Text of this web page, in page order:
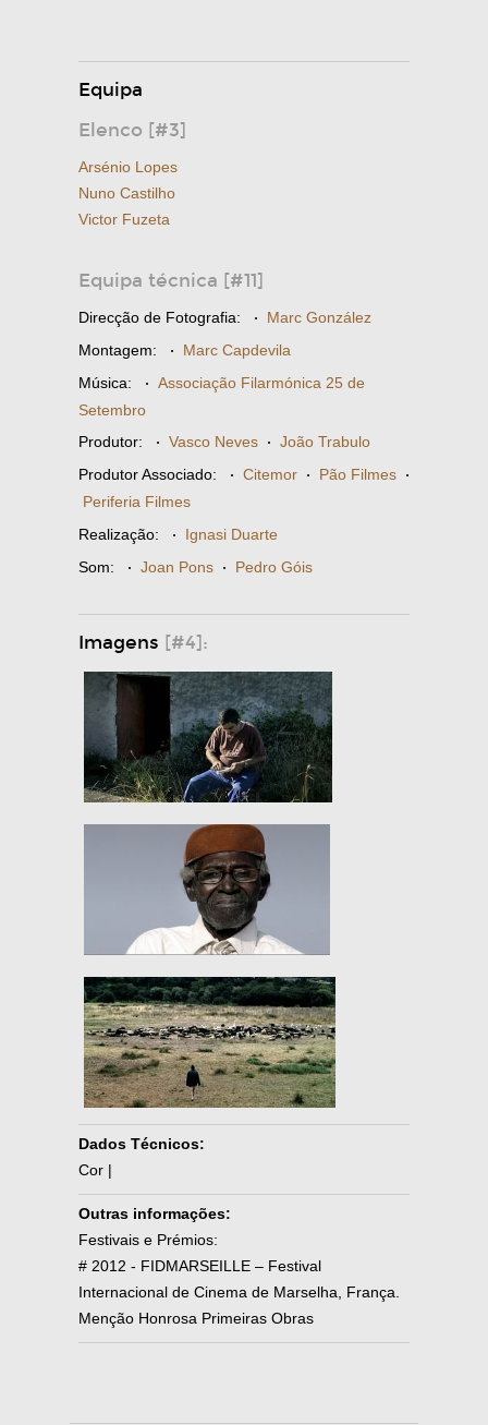
Equipa
Elenco [#3]
Arsénio Lopes
Nuno Castilho
Victor Fuzeta
Equipa técnica [#11]
Direcção de Fotografia: · Marc González
Montagem: · Marc Capdevila
Música: · Associação Filarmónica 25 de
Setembro
Produtor: · Vasco Neves · João Trabulo
Produtor Associado: · Citemor · Pão Filmes ·
Periferia Filmes
Realização: · Ignasi Duarte
Som: · Joan Pons · Pedro Góis
Imagens [#4]:
Dados Técnicos:
Cor |
Outras informações:
Festivais e Prémios:
# 2012 - FIDMARSEILLE – Festival
Internacional de Cinema de Marselha, França.
Menção Honrosa Primeiras Obras